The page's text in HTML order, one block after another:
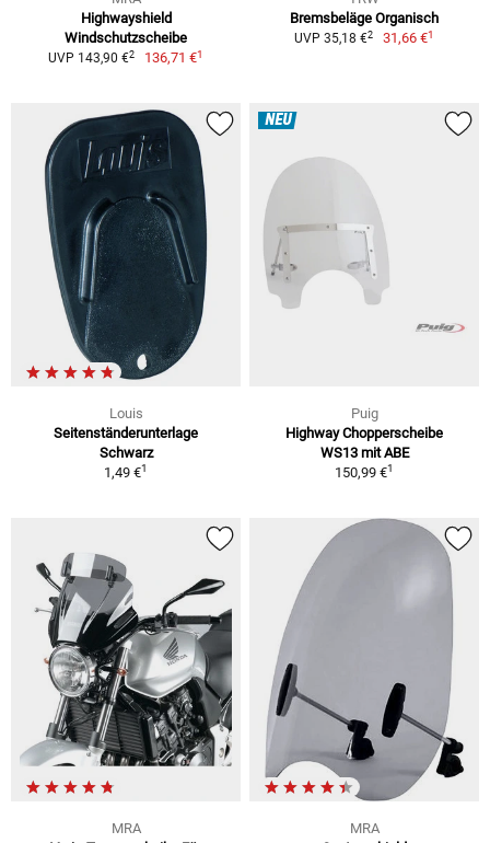
Highwayshield
Windschutzscheibe
UVP 143,90 €2 136,71 €1
Bremsbeläge Organisch
UVP 35,18 €2 31,66 €1
Louis
Seitenständerunterlage
Schwarz
1,49 €1
NEU
Puig
Highway Chopperscheibe
WS13 mit ABE
150,99 €1
MRA
MRA